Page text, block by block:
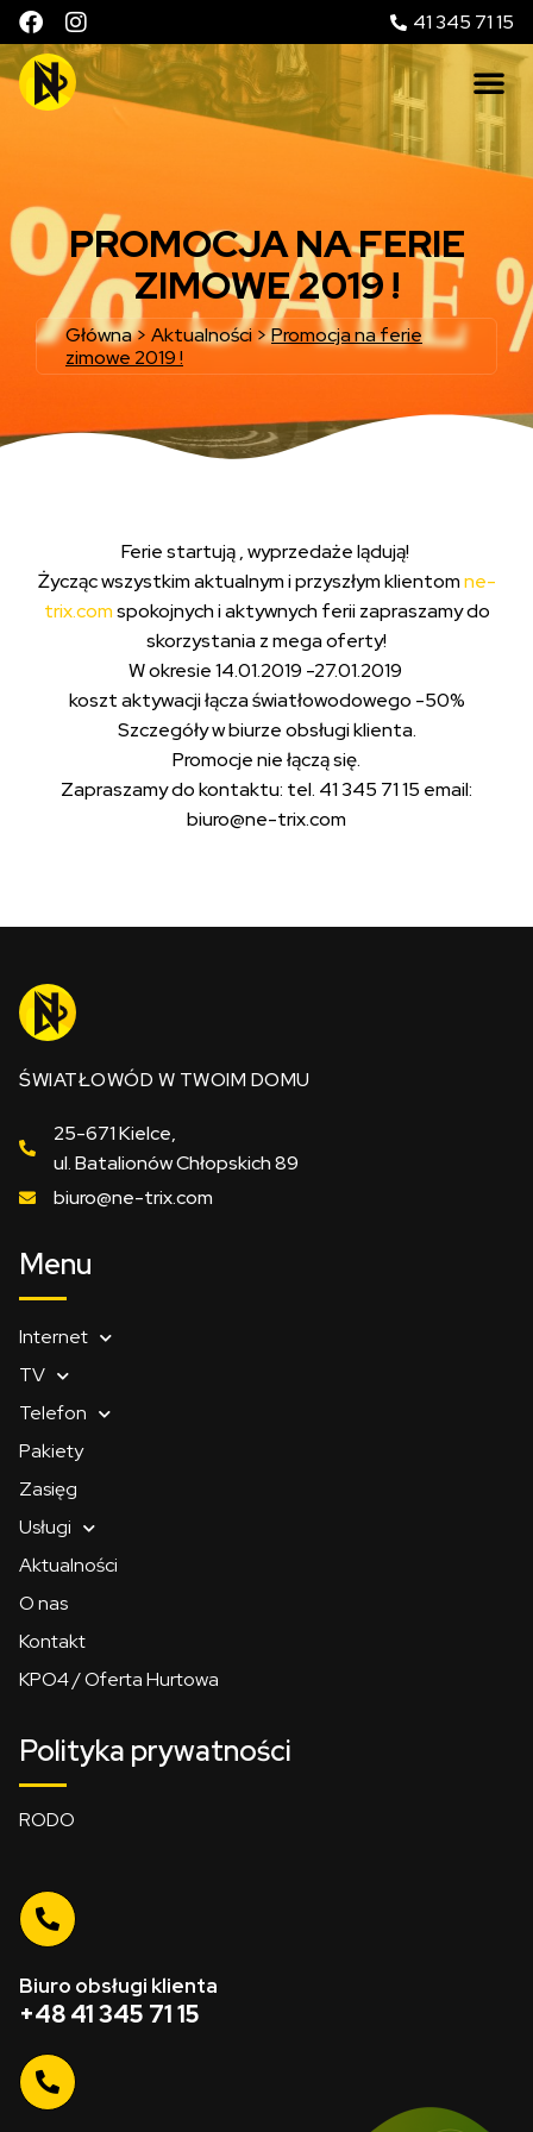
41 345 71 15
PROMOCJA NA FERIE
ZIMOWE 2019 !
Główna> Aktualności>Promocja na ferie
zimowe 2019 !
Ferie startują , wyprzedaże lądują!
Życząc wszystkim aktualnym i przyszłym klientomne-
trix.comspokojnych i aktywnych ferii zapraszamy do
skorzystania z mega oferty!
W okresie 14.01.2019 -27.01.2019
koszt aktywacji łącza światłowodowego -50%
Szczegóły w biurze obsługi klienta.
Promocje nie łączą się.
Zapraszamy do kontaktu: tel. 41 345 71 15 email:
biuro@ne-trix.com
ŚWIATŁOWÓD W TWOIM DOMU
25-671 Kielce,
ul. Batalionów Chłopskich 89
biuro@ne-trix.com
Menu
Internet
TV
Telefon
Pakiety
Zasięg
Usługi
Aktualności
O nas
Kontakt
KPO4 / Oferta Hurtowa
Polityka prywatności
RODO
Biuro obsługi klienta
+48 41 345 71 15